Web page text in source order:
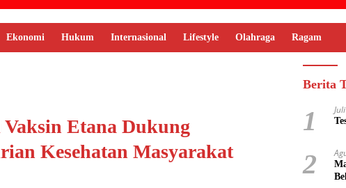
Ekonomi Hukum Internasional Lifestyle Olahraga Ragam
Vaksin Etana Dukung
Kesehatan Masyarakat
Berita
1
2